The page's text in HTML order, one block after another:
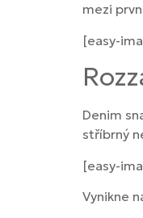
mezi
[easy-
Denim
stříbrný
[easy-
Vynikne